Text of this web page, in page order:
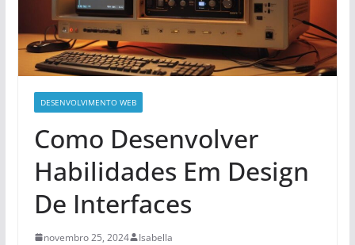
DESENVOLVIMENTO WEB
Como Desenvolver
Habilidades Em Design
De Interfaces
novembro 25, 2024 Isabella